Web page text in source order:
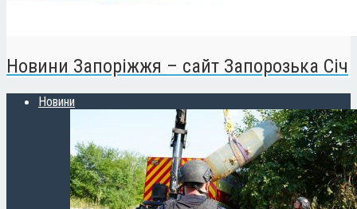
Новини Запоріжжя – сайт Запорозька Січ
Новини